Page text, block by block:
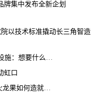
牌集中发布全新企划
以技术标准撬动长三角智造
探访国家蛋白质科学研究（上海）设施：想要什么蛋白 AI直接设计合成
虹口
（乡村“头雁”）“头雁”破局，一颗火龙果如何造就沪上乡村特色产业化路径